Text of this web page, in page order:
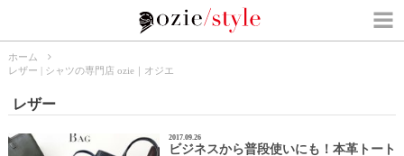
ホーム
レザー | シャツの専門店 ozie｜オジエ
レザー
2017.09.26
ビジネスから普段使いにも！本革トート